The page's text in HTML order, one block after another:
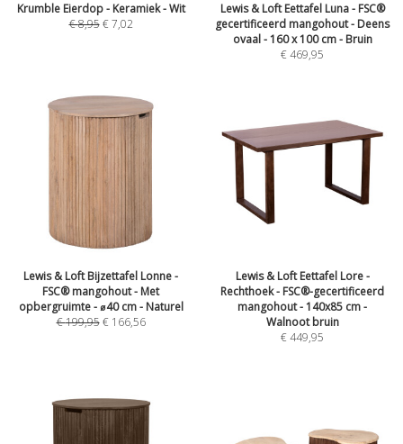
Krumble Eierdop - Keramiek - Wit
€8,95 €7,02
Lewis & Loft Eettafel Luna - FSC®
gecertificeerd mangohout - Deens
ovaal - 160 x 100 cm - Bruin
€469,95
Lewis & Loft Bijzettafel Lonne -
FSC® mangohout - Met
opbergruimte - ⌀40 cm - Naturel
€199,95 € 166,56
Lewis & Loft Eettafel Lore -
Rechthoek - FSC®-gecertificeerd
mangohout - 140x85 cm -
Walnoot bruin
€449,95